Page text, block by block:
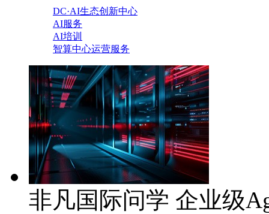
DC·AI生态创新中心
AI服务
AI培训
智算中心运营服务
非凡国际问学 企业级